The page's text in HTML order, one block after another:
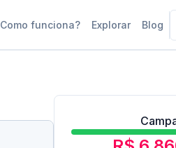
Como funciona? Explorar Blog